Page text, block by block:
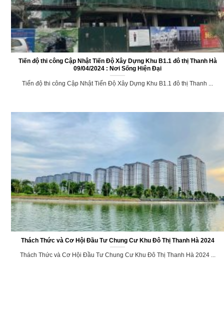
Tiến độ thi công Cập Nhật Tiến Độ Xây Dựng Khu B1.1 đô thị Thanh Hà
09/04/2024 : Nơi Sống Hiện Đại
Tiến độ thi công Cập Nhật Tiến Độ Xây Dựng Khu B1.1 đô thị Thanh ...
Thách Thức và Cơ Hội Đầu Tư Chung Cư Khu Đô Thị Thanh Hà 2024
Thách Thức và Cơ Hội Đầu Tư Chung Cư Khu Đô Thị Thanh Hà 2024 ...